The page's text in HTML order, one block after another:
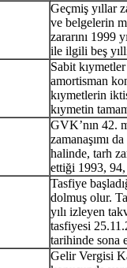
Geçmiş yıllar
ve belgelerin
zararını 1999
ile ilgili beş
Sabit
amortisman
kıymetlerin
kıymetin
GVK’nın 42.
zamanaşımı
halinde, tarh
ettiği 1993,
Tasfiye
dolmuş olur.
yılı izleyen
tasfiyesi
tarihinde sona
Gelir Vergisi